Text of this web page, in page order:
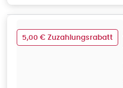
5,00 € Zuzahlungsrabatt